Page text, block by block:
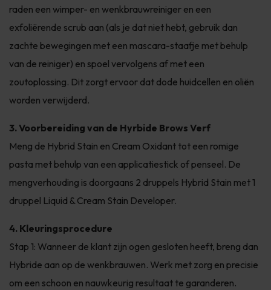
raden een wimper- en wenkbrauwreiniger en een
exfoliërende scrub aan (als je dat niet hebt, gebruik dan
zachte bewegingen met een mascara-staafje met behulp
van de reiniger) en spoel vervolgens af met een
zoutoplossing. Dit zorgt ervoor dat dode huidcellen en oliën
worden verwijderd.
3. Voorbereiding van de Hyrbide Brows Verf
Meng de Hybrid Stain en Cream Oxidant tot een romige
pasta met behulp van een applicatiestick of penseel. De
mengverhouding is doorgaans 2 druppels Hybrid Stain met 1
druppel Liquid & Cream Stain Developer.
4. Kleuringsprocedure
Stap 1: Wanneer de klant zijn ogen gesloten heeft, breng dan
Hybride aan op de wenkbrauwen. Werk met zorg en precisie
om een schoon en nauwkeurig resultaat te garanderen.